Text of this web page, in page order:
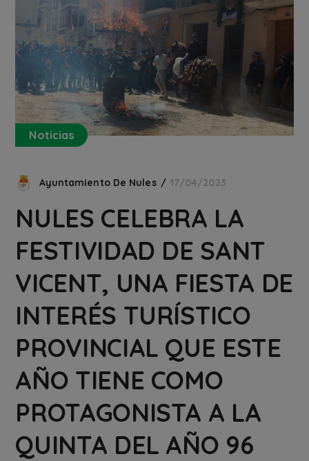
Noticias
Ayuntamiento De Nules 17/04/2023
NULES CELEBRA LA
FESTIVIDAD DE SANT
VICENT, UNA FIESTA DE
INTERÉS TURÍSTICO
PROVINCIAL QUE ESTE
AÑO TIENE COMO
PROTAGONISTA A LA
QUINTA DEL AÑO 96